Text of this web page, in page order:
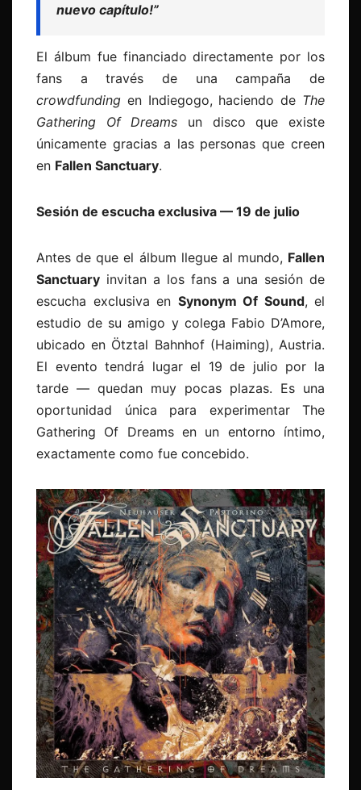
nuevo capítulo!”
El álbum fue financiado directamente por los
fans a través de una campaña de
crowdfunding en Indiegogo, haciendo de The
Gathering Of Dreams un disco que existe
únicamente gracias a las personas que creen
en Fallen Sanctuary.
Sesión de escucha exclusiva — 19 de julio
Antes de que el álbum llegue al mundo, Fallen
Sanctuary invitan a los fans a una sesión de
escucha exclusiva en Synonym Of Sound, el
estudio de su amigo y colega Fabio D’Amore,
ubicado en Ötztal Bahnhof (Haiming), Austria.
El evento tendrá lugar el 19 de julio por la
tarde — quedan muy pocas plazas. Es una
oportunidad única para experimentar The
Gathering Of Dreams en un entorno íntimo,
exactamente como fue concebido.